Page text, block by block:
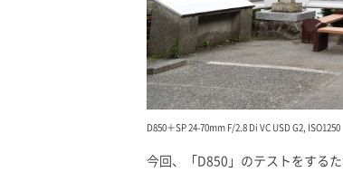
D850＋SP 24-70mm F/2.8 Di VC USD G2,
今回、「D850」のテストをする